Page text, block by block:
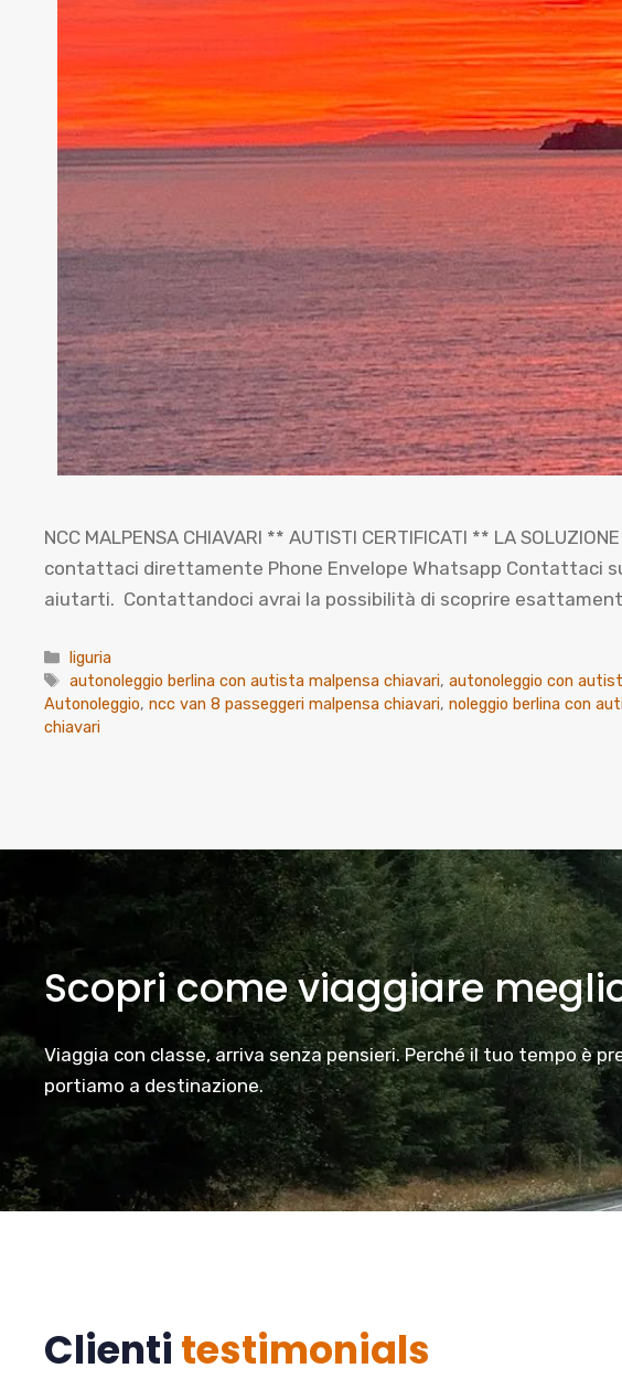
NCC MALPENSA CHIAVARI ** AUTISTI CERTIFICATI ** LA
contattaci direttamente Phone Envelope Whatsapp Contattaci
aiutarti. Contattandoci avrai la possibilità di scoprire
Categorie
liguria
Tag
autonoleggio berlina con autista malpensa chiavari,autonoleggio con
Autonoleggio, ncc van 8 passeggeri malpensa chiavari, noleggio berlina con
chiavari
Scopri come viaggiare
Viaggia con classe, arriva senza pensieri. Perché il tuo tempo è
portiamo a destinazione.
Clienti testimonials